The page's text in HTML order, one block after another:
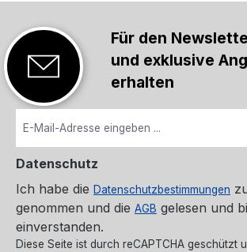
Für den
und exklusive
erhalten
Datenschutz
Ich habe die Datenschutzbestimmungen
genommen und die AGB gelesen und
einverstanden.
Diese Seite ist durch reCAPTCHA geschützt